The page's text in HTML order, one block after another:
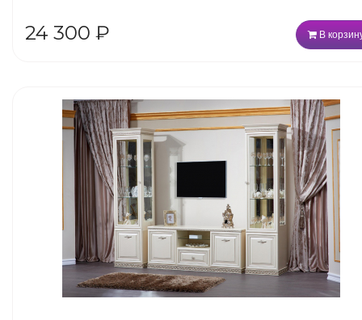
24 300 ₽ В